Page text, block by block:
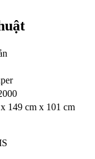
149 cm x 101 cm